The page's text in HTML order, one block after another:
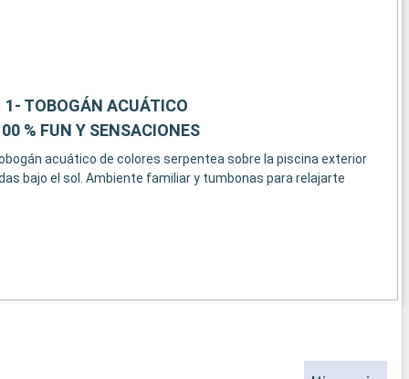
1- TOBOGÁN ACUÁTICO
% FUN Y SENSACIONES
acuático de colores serpentea sobre la piscina exterior
bajo el sol. Ambiente familiar y tumbonas para relajarte